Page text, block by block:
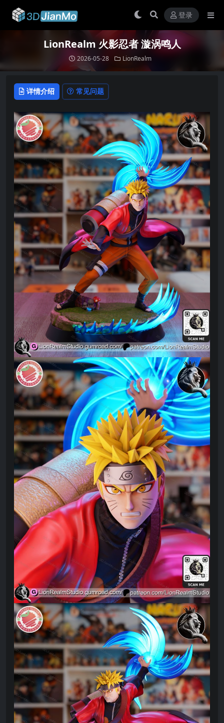
登录
LionRealm 火影忍者 漩涡鸣人
2026-05-28 LionRealm
详情介绍 常见问题